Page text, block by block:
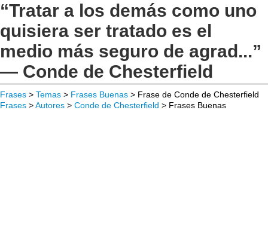
“Tratar a los demás como uno
quisiera ser tratado es el
medio más seguro de agrad...”
— Conde de Chesterfield
Frases > Temas > Frases Buenas > Frase de Conde de Chesterfield
Frases >Autores > Conde de Chesterfield > Frases Buenas